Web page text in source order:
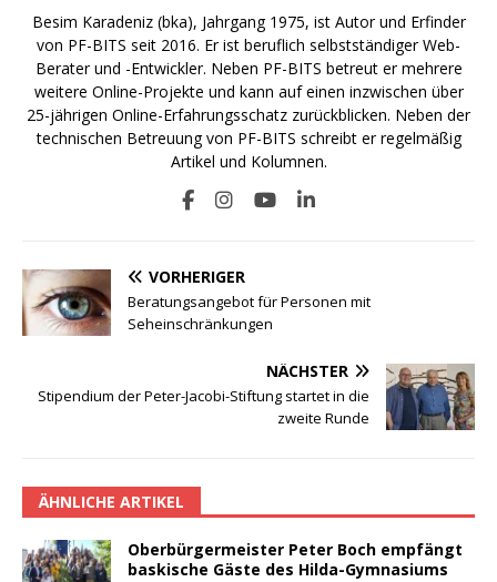
Besim Karadeniz (bka), Jahrgang 1975, ist Autor und Erfinder
von PF-BITS seit 2016. Er ist beruflich selbstständiger Web-
Berater und -Entwickler. Neben PF-BITS betreut er mehrere
weitere Online-Projekte und kann auf einen inzwischen über
25-jährigen Online-Erfahrungsschatz zurückblicken. Neben der
technischen Betreuung von PF-BITS schreibt er regelmäßig
Artikel und Kolumnen.
VORHERIGER
Beratungsangebot für Personen mit
Seheinschränkungen
NÄCHSTER
Stipendium der Peter-Jacobi-Stiftung startet in die
zweite Runde
ÄHNLICHE ARTIKEL
Oberbürgermeister Peter Boch empfängt
baskische Gäste des Hilda-Gymnasiums